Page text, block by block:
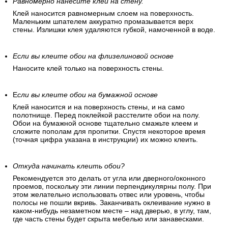
Клей наносится равномерным слоем на поверхность.
Маленьким шпателем аккуратно промазывается верх
стены. Излишки клея удаляются губкой, намоченной в воде.
Если вы клеите обои на флизелиновой основе
Наносите клей только на поверхность стены.
Если вы клеите обои на бумажной основе
Клей наносится и на поверхность стены, и на само
полотнище. Перед поклейкой расстелите обои на полу.
Обои на бумажной основе тщательно смажьте клеем и
сложите пополам для пропитки. Спустя некоторое время
(точная цифра указана в инструкции) их можно клеить.
Откуда начинать клеить обои?
Рекомендуется это делать от угла или дверного/оконного
проемов, поскольку эти линии перпендикулярны полу. При
этом желательно использовать отвес или уровень, чтобы
полосы не пошли вкривь. Заканчивать оклеивание нужно в
каком-нибудь незаметном месте – над дверью, в углу, там,
где часть стены будет скрыта мебелью или занавесками.